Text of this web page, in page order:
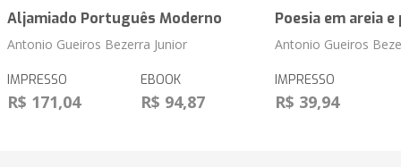
Aljamiado Português Moderno
Antonio Gueiros Bezerra Junior
IMPRESSO
R$ 171,04
EBOOK
R$ 94,87
Poesia em areia e
Antonio Gueiros
IMPRESSO
R$ 39,94